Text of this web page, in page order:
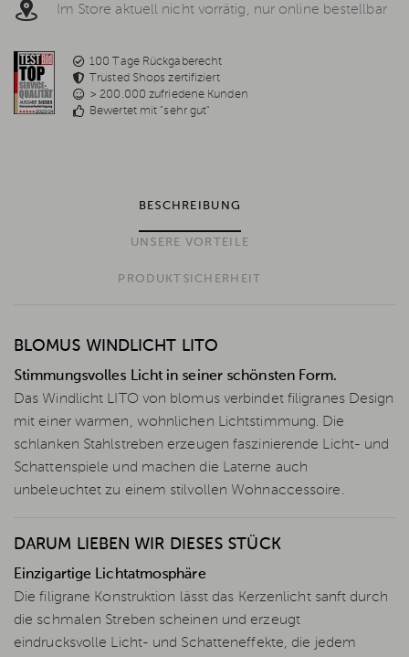
Im Store aktuell nicht vorrätig, nur online bestellbar
100 Tage Rückgaberecht
Trusted Shops zertifiziert
> 200.000 zufriedene Kunden
Bewertet mit "sehr gut"
BESCHREIBUNG
UNSERE VORTEILE
PRODUKTSICHERHEIT
BLOMUS WINDLICHT LITO
Stimmungsvolles Licht in seiner schönsten Form.
Das Windlicht LITO von blomus verbindet filigranes Design
mit einer warmen, wohnlichen Lichtstimmung. Die
schlanken Stahlstreben erzeugen faszinierende Licht- und
Schattenspiele und machen die Laterne auch
unbeleuchtet zu einem stilvollen Wohnaccessoire.
DARUM LIEBEN WIR DIESES STÜCK
Einzigartige Lichtatmosphäre
Die filigrane Konstruktion lässt das Kerzenlicht sanft durch
die schmalen Streben scheinen und erzeugt
eindrucksvolle Licht- und Schatteneffekte, die jedem